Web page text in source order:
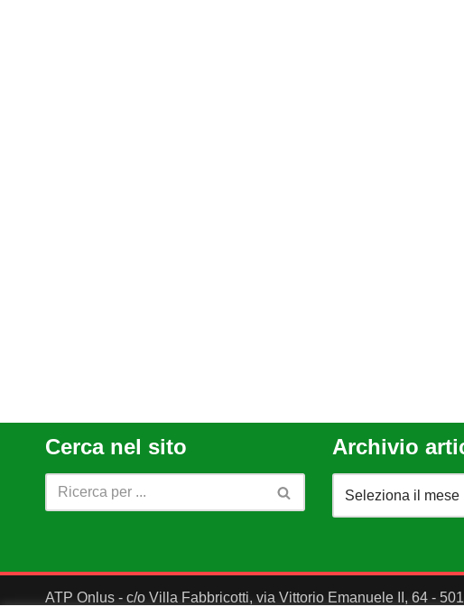
Cerca nel sito Archivio
ATP Onlus - c/o Villa Fabbricotti, via Vittorio Emanuele II, 64 -